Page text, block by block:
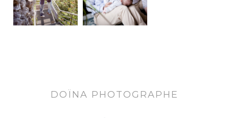
DOÏNA PHOTOGRAPHE